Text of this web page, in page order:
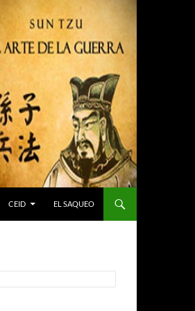
CEID EL SAQUEO